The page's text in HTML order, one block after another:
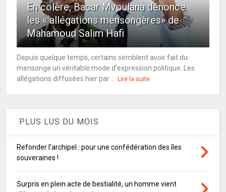
En colère, Bacar Mvoulana dénonce
les « allégations mensongères» de
Mahamoud Salim Hafi
Depuis quelque temps, certains semblent avoir fait du
mensonge un véritable mode d’expression politique. Les
allégations diffusées hier par ...
Lire la suite
PLUS LUS DU MOIS
Refonder l’archipel : pour une confédération des îles
souveraines !
Surpris en plein acte de bestialité, un homme vient